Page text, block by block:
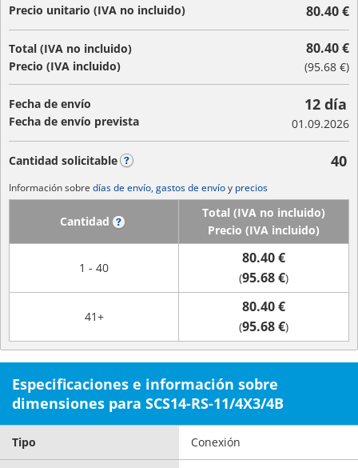
Precio unitario (IVA no incluido) 80.40 €
Total (IVA no incluido)
Precio (IVA incluido)
80.40 €
(95.68 €)
Fecha de envío
Fecha de envío prevista
12 día
01.09.2026
Cantidad solicitable 40
Información sobre días de envío, gastos de envíoy precios
Cantidad
Total (IVA no incluido)
Precio (IVA incluido)
1 - 40
80.40 €
(95.68 €)
41+
80.40 €
(95.68 €)
Especificaciones e información sobre
dimensiones para SCS14-RS-11/4X3/4B
Tipo Conexión